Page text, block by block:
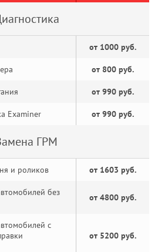
от 1000 руб.
от 800 руб.
от 990 руб.
Examiner от 990 руб.
ГРМ
и роликов от 1603 руб.
без
от 4800 руб.
с
от 5200 руб.